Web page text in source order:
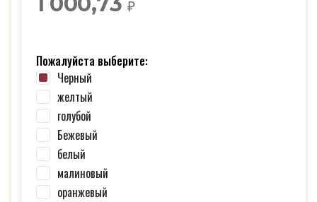
₽
Пожалуйста выберите:
Черный
желтый
голубой
Бежевый
белый
малиновый
оранжевый